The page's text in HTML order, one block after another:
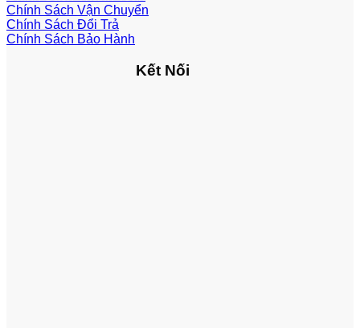
Chính Sách Vận Chuyển
Chính Sách Đổi Trả
Chính Sách Bảo Hành
Kết Nối